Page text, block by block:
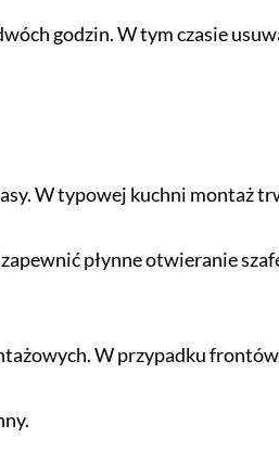
godzin. W tym czasie
W typowej kuchni montaż
płynne otwieranie
W przypadku